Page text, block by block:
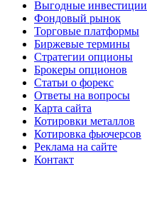
Выгодные инвестиции
Фондовый рынок
Торговые платформы
Биржевые термины
Стратегии опционы
Брокеры опционов
Статьи о форекс
Ответы на вопросы
Карта сайта
Котировки металлов
Котировка фьючерсов
Реклама на сайте
Контакт